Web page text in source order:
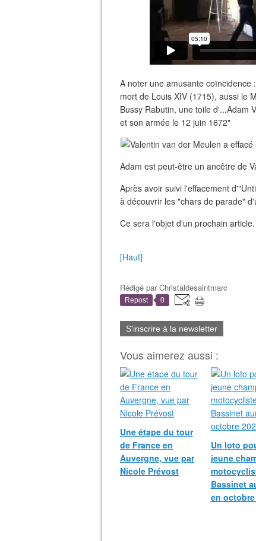
A noter une amusante
mort de Louis XIV (1715), aussi le
Bussy Rabutin, une toile d'...Adam
et son armée le 12 juin 1672"
Adam est peut-être un ancêtre de
Après avoir suivi l'effacement
à découvrir les "chars de parade"
Ce sera l'objet d'un prochain article.
[Haut]
Rédigé parChristaldesaintmarc
Repost 0
S'inscrire à la newsletter
Vous aimerez aussi :
Une étape du tour
de France en
Auvergne, vue par
Nicole Prévost
Un loto
jeune
Bassinet
en octobre